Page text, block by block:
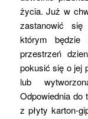
życia. Już w
zastanowić
którym
przestrzeń
pokusić się o jej
lub
Odpowiednia do
z płyty karton-